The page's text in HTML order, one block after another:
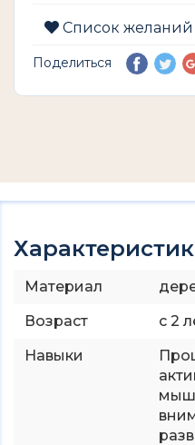
Список желаний
Поделиться
Материал
Возраст
с 2
Навыки